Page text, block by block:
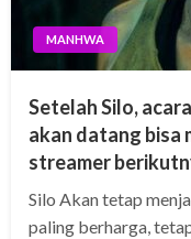
MANHWA
Setelah Silo,
akan datang bisa
streamer
Silo Akan tetap
paling berharga,